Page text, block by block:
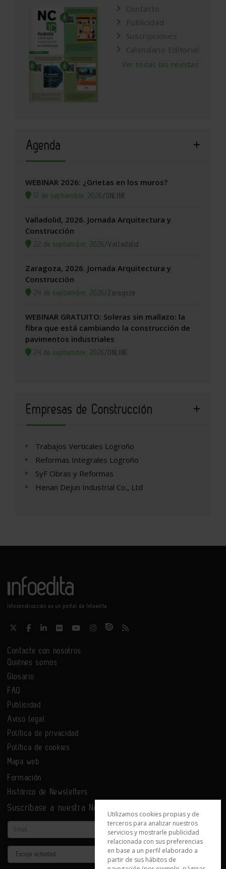
Contacto
Publicidad
Suscripciones
Calendario Editorial
Ver todas las revistas
Agenda
WEBINAR 2026: ¿Grietas en los muros?
17 de septiembre, 2026/ONLINE
Valladolid, 2026. Jornada Arquitectura y
Construcción
22 de septiembre, 2026/Valladolid
Zaragoza, 2026. Jornada Arquitectura y
Construcción
24 de septiembre, 2026/Zaragoza
WEBINAR GRATUITO: Soleras sin mallazo: la
fibra que está cambiando la construcción de
pavimentos industriales
24 de septiembre, 2026/ONLINE
Empresas de Construcción
Trabajos Verticales Logroño
Reformas Integrales Logroño
SyF Obras y Reformas
Henan Dejun Industrial Co., Ltd
Infoconstrucción es un portal de Infoedita
Contacte con nosotros
Quiénes somos
Glosario
FAQ
Publicidad
Aviso legal
Política de privacidad
Política de cookies
Mapa web
Formación
Histórico de Newsletters
Suscríbase a nuestra Newsletter
Email
Actividad
Utilizamos cookies propias y de
terceros para analizar nuestros
servicios y mostrarle publicidad
relacionada con sus preferencias
en base a un perfil elaborado a
partir de sus hábitos de